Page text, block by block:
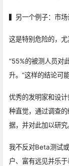
▍另一个例子：市场
这是特别危险的，尤
“55%的被测人员对
升。”这样的结论可
优秀的发明家和设
种直觉，通过调查
据，并对此加以研究
我不反对Beta测试
户、富有远见并乐